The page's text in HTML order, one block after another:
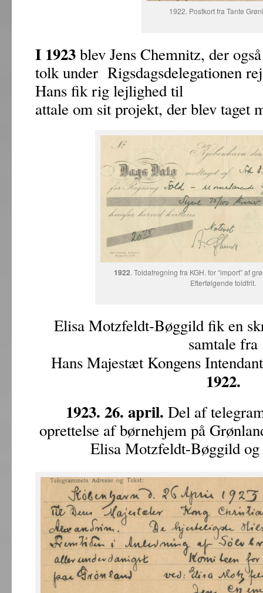
1922. Postkort fra Tante
I 1923blev Jens Chemnitz, der
tolk under Rigsdagsdelegationen
Hans fik rig lejlighed til
attale om sit projekt, der blev taget
1922. Toldafregning fra KGH. for “import” af
Efterfølgende toldfrit.
Elisa Motzfeldt-Bøggild fik en
samtale fra
Hans Majestæt Kongens
1922.
1923. 26. april. Del af
oprettelse af børnehjem på
Elisa Motzfeldt-Bøggild og